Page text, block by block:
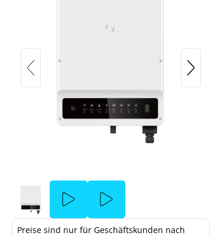
Preise sind nur für Geschäftskunden nach